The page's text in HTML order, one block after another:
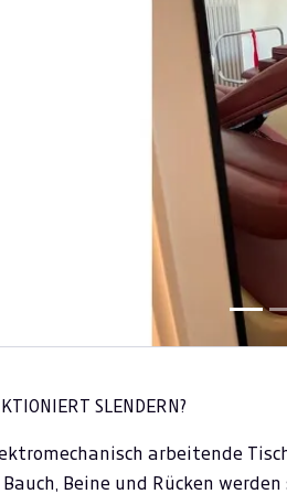
SLENDERN?
arbeitende
Bauch, Beine und Rücken